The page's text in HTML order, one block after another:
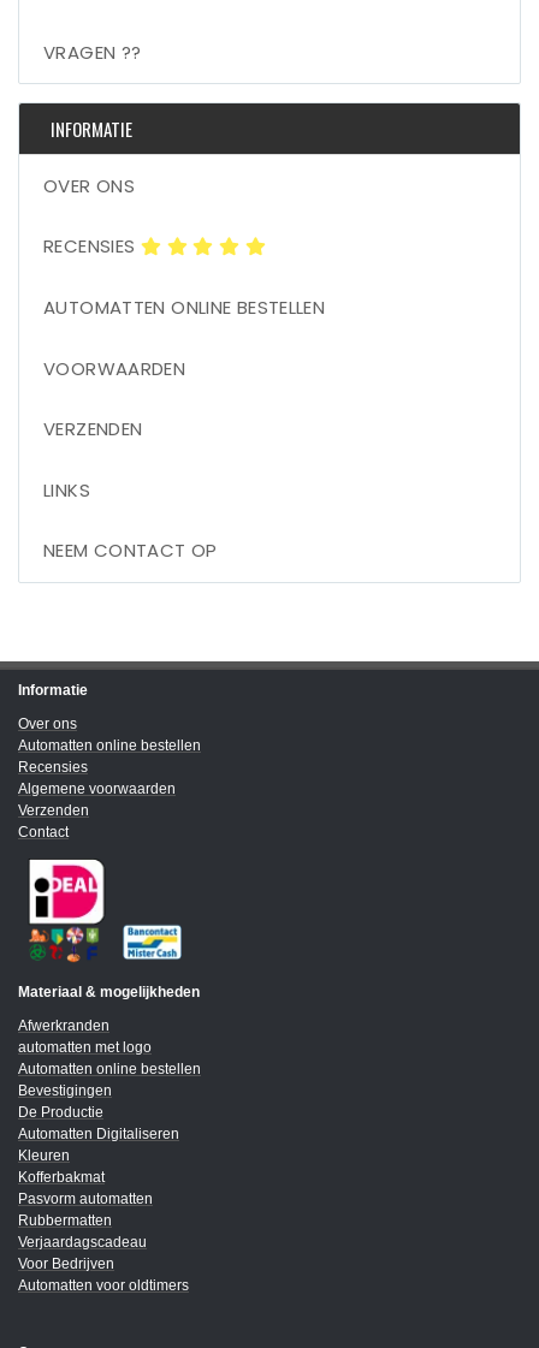
VRAGEN ??
INFORMATIE
OVER ONS
RECENSIES
AUTOMATTEN ONLINE BESTELLEN
VOORWAARDEN
VERZENDEN
LINKS
NEEM CONTACT OP
Informatie
Over ons
Automatten online bestellen
Recensies
Algemene voorwaarden
Verzenden
Contact
Materiaal & mogelijkheden
Afwerkranden
automatten met logo
Automatten online bestellen
Bevestigingen
De Productie
Automatten Digitaliseren
Kleuren
Kofferbakmat
Pasvorm automatten
Rubbermatten
Verjaardagscadeau
Voor Bedrijven
Automatten voor oldtimers